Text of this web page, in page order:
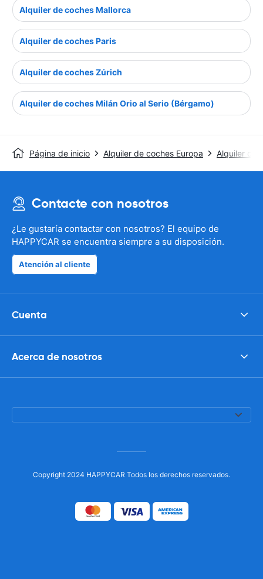
Alquiler de coches Mallorca
Alquiler de coches Paris
Alquiler de coches Zúrich
Alquiler de coches Milán Orio al Serio (Bérgamo)
Página de inicio Alquiler de coches Europa Alquiler de
Contacte con nosotros
¿Le gustaría contactar con nosotros? El equipo de
HAPPYCAR se encuentra siempre a su disposición.
Atención al cliente
Cuenta
Acerca de nosotros
Copyright 2024 HAPPYCAR Todos los derechos reservados.